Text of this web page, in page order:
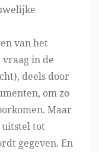
van het
in de
deels door
om zo
Maar
tot
gegeven. En